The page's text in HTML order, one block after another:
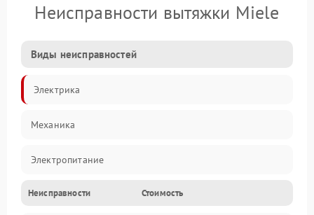
Неисправности вытяжки Miele
Виды неисправностей
Электрика
Механика
Электропитание
Вентиляция
Неисправности Стоимость